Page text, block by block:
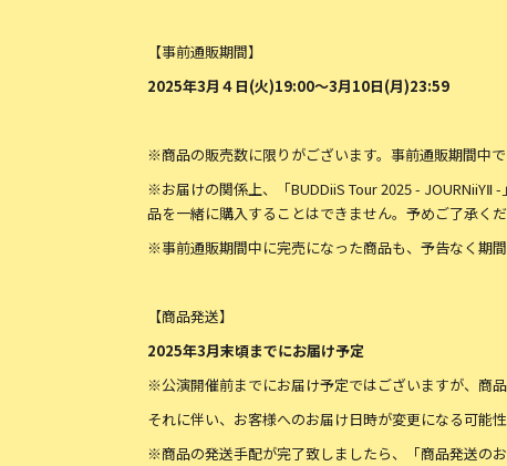
【事前通販期間】
2025年3月４日(火)19:00～3月10日(月)23:59
※商品の販売数に限りがございます。事前通販期間中
※お届けの関係上、「BUDDiiS Tour 2025 -
品を一緒に購入することはできません。予めご了承くだ
※事前通販期間中に完売になった商品も、予告なく期
【商品発送】
2025年3月末頃までにお届け予定
※公演開催前までにお届け予定ではございますが、商
それに伴い、お客様へのお届け日時が変更になる可能
※商品の発送手配が完了致しましたら、「商品発送の